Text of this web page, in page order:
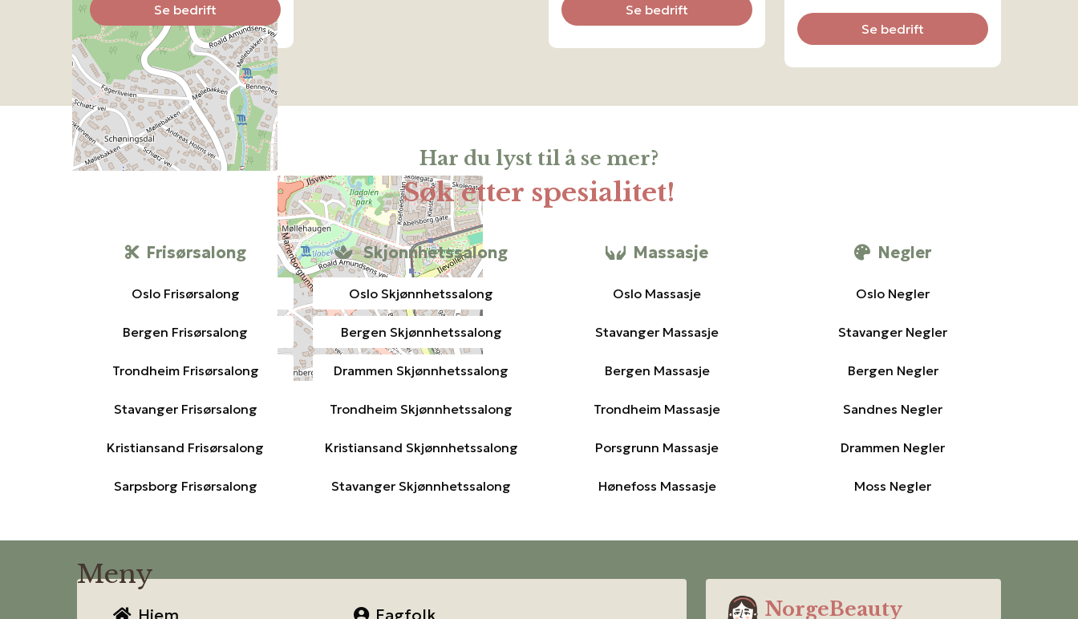
Leaflet, ©OpenStreetMap contributors
Se bedrift Se bedrift
Se bedrift
Har du lyst til å se mer?
Søk etter spesialitet!
Frisørsalong
Oslo Frisørsalong
Bergen Frisørsalong
Trondheim Frisørsalong
Stavanger Frisørsalong
Kristiansand Frisørsalong
Sarpsborg Frisørsalong
Skjonnhetssalong
Oslo Skjønnhetssalong
Bergen Skjønnhetssalong
Drammen Skjønnhetssalong
Trondheim Skjønnhetssalong
Kristiansand Skjønnhetssalong
Stavanger Skjønnhetssalong
Massasje
Oslo Massasje
Stavanger Massasje
Bergen Massasje
Trondheim Massasje
Porsgrunn Massasje
Hønefoss Massasje
Negler
Oslo Negler
Stavanger Negler
Bergen Negler
Sandnes Negler
Drammen Negler
Moss Negler
Meny
Hjem Fagfolk NorgeBeauty